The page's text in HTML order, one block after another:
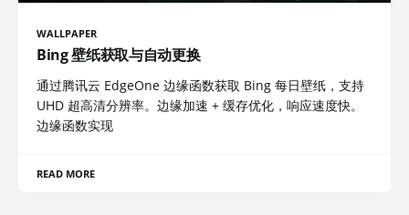
WALLPAPER
Bing 壁纸获取与自动更换
通过腾讯云 EdgeOne 边缘函数获取 Bing 每日壁纸，支持
UHD 超高清分辨率。边缘加速 + 缓存优化，响应速度快。
边缘函数实现
READ MORE